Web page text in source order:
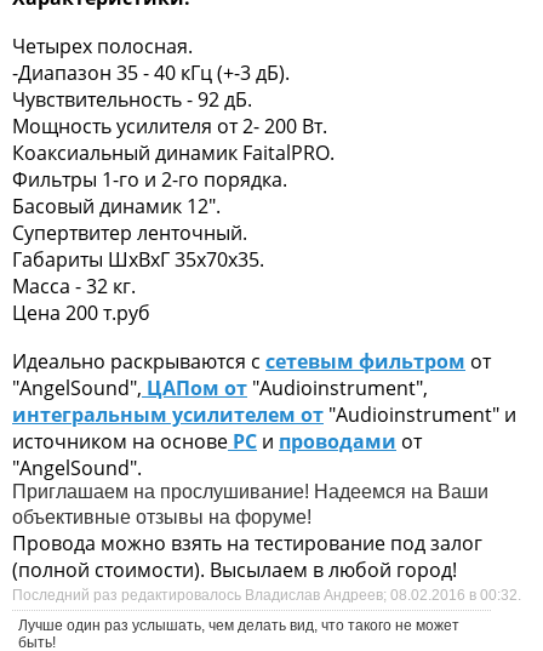
Четырех полосная.
-Диапазон 35 - 40 кГц (+-3 дБ).
Чувствительность - 92 дБ.
Мощность усилителя от 2- 200 Вт.
Коаксиальный динамик FaitalPRO.
Фильтры 1-го и 2-го порядка.
Басовый динамик 12".
Супертвитер ленточный.
Габариты ШхВхГ 35х70х35.
Масса - 32 кг.
Цена 200 т.руб
Идеально раскрываются с сетевым фильтром от
"AngelSound", ЦАПом от "Audioinstrument",
интегральным усилителем от "Audioinstrument" и
источником на основе PC и проводами от
"AngelSound".
Приглашаем на прослушивание! Надеемся на Ваши
объективные отзывы на форуме!
Провода можно взять на тестирование под залог
(полной стоимости). Высылаем в любой город!
Последний раз редактировалось Владислав Андреев; 08.02.2016 в 00:32.
Лучше один раз услышать, чем делать вид, что такого не может
быть!